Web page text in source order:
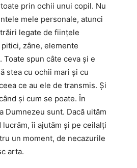
prin ochii unui copil. Nu
mele personale, atunci
legate de ființele
zâne, elemente
Toate spun câte ceva și e
stea cu ochii mari și cu
ce au ele de transmis. Și
și cum se poate. În
Dumnezeu sunt. Dacă uităm
îi ajutăm și pe ceilalți
un moment, de necazurile
arta.